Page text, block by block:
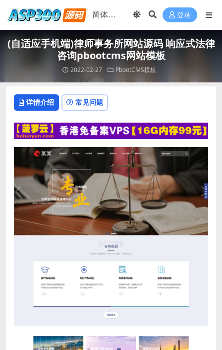
登录
(自适应手机端)律师事务所网站源码 响应式法律
咨询pbootcms网站模板
2022-02-27 PbootCMS模板
详情介绍 常见问题